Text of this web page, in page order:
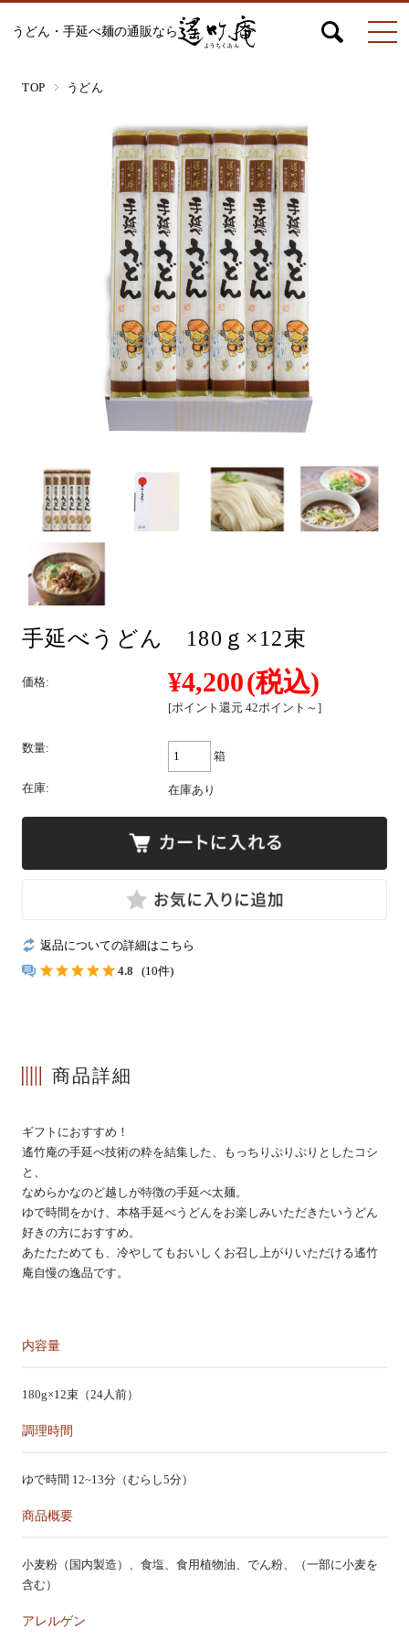
うどん・手延べ麺の通販なら
よくあるご質問
お問い合わせ
カートを見る
特定商法取引法の表記
うどん
絹ひめ各種
そうめん
ひやむぎ
そば
中華
パスタ
TOP うどん
手延べうどん 180ｇ×12束
価格: ¥4,200(税込)
[ポイント還元 42ポイント～]
数量:
箱
在庫: 在庫あり
返品についての詳細はこちら
4.8
(10件)
商品詳細
ギフトにおすすめ！
遙竹庵の手延べ技術の粋を結集した、もっちりぷりぷりとしたコシ
と、
なめらかなのど越しが特徴の手延べ太麺。
ゆで時間をかけ、本格手延べうどんをお楽しみいただきたいうどん
好きの方におすすめ。
あたたためても、冷やしてもおいしくお召し上がりいただける遙竹
庵自慢の逸品です。
内容量
180g×12束（24人前）
調理時間
ゆで時間 12~13分（むらし5分）
商品概要
小麦粉（国内製造）、食塩、食用植物油、でん粉、（一部に小麦を
含む）
アレルゲン